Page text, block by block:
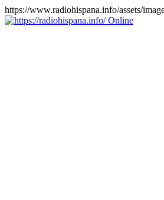
https://www.radiohispana.info/assets/
Online